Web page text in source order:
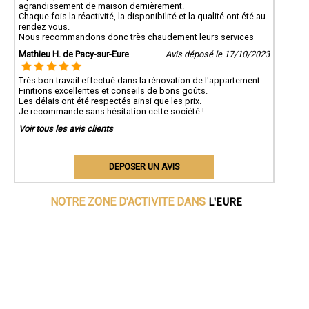
agrandissement de maison dernièrement.
Chaque fois la réactivité, la disponibilité et la qualité ont été au
rendez vous.
Nous recommandons donc très chaudement leurs services
Mathieu H. de Pacy-sur-Eure
Avis déposé le 17/10/2023
Très bon travail effectué dans la rénovation de l'appartement.
Finitions excellentes et conseils de bons goûts.
Les délais ont été respectés ainsi que les prix.
Je recommande sans hésitation cette société !
Voir tous les avis clients
DEPOSER UN AVIS
NOTRE ZONE D'ACTIVITE DANS L'EURE